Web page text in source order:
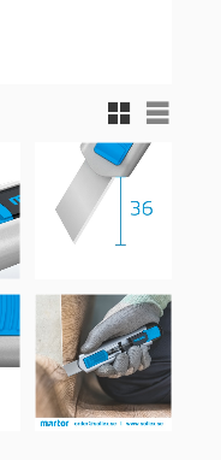
Rutnätsvy
Listvy